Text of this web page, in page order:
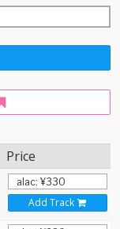
Price
Add Track